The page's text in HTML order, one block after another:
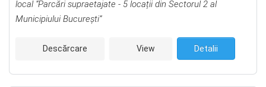
local ”Parcări supraetajate - 5 locații din Sectorul 2 al
Municipiului București”
Descărcare View Detalii